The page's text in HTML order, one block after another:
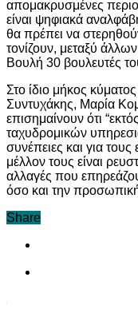
απομακρυσμένες
είναι ψηφιακά
θα πρέπει να
τονίζουν, μεταξύ
Βουλή 30 βουλευτές
Στο ίδιο μήκος
Συντυχάκης, Μαρία
επισημαίνουν ότι
ταχυδρομικών
συνέπειες και για
μέλλον τους είναι
αλλαγές που
όσο και την
Share